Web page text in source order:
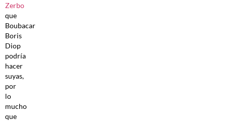
Zerbo
que
Boubacar
Boris
Diop
podría
hacer
suyas,
por
lo
mucho
que